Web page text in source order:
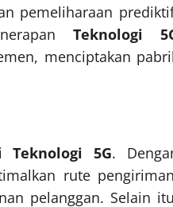
pemeliharaan
Teknologi
menciptakan
Teknologi 5G.
rute
pelanggan. Selain